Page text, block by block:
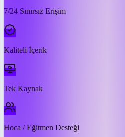
7/24 Sınırsız Erişim
Kaliteli İçerik
Tek Kaynak
Hoca / Eğitmen Desteği